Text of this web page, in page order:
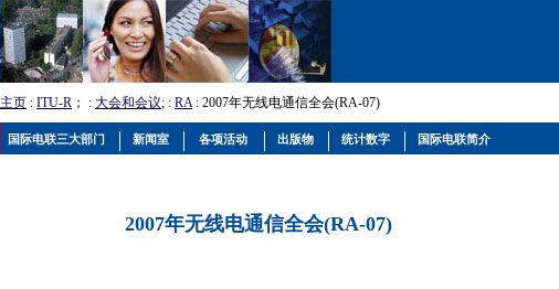
主页 : ITU-R ； : 大会和会议; : RA: 2007年无线电通信全会(RA-07)
2007年无线电通信全会(RA-07)
国际电联三大部门 新闻室 各项活动 出版物 统计数字 国际电联简介